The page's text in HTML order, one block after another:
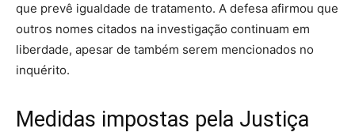
que prevê igualdade de tratamento. A defesa afirmou que
outros nomes citados na investigação continuam em
liberdade, apesar de também serem mencionados no
inquérito.
Medidas impostas pela Justiça